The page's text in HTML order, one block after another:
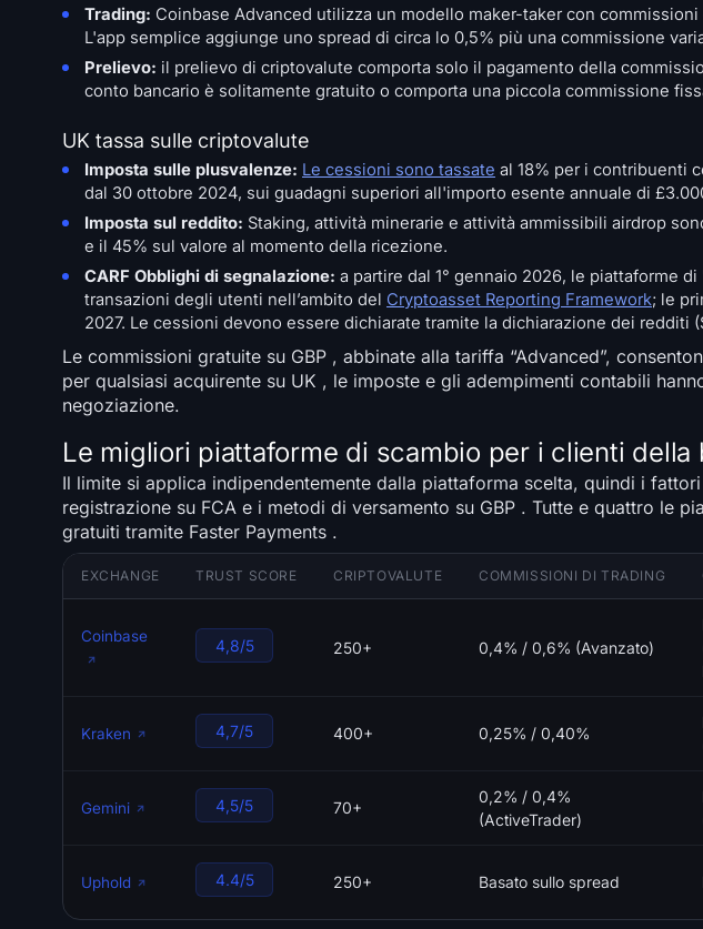
Trading: Coinbase Advanced utilizza un modello maker-taker con
L'app semplice aggiunge uno spread di circa lo 0,5% più una commissione
Prelievo: il prelievo di criptovalute comporta solo il pagamento della
conto bancario è solitamente gratuito o comporta una piccola commissione
UK tassa sulle criptovalute
Imposta sulle plusvalenze: Le cessioni sono tassate al 18% per i contribuenti
dal 30 ottobre 2024, sui guadagni superiori all'importo esente annuale di
Imposta sul reddito: Staking, attività minerarie e attività ammissibili airdrop
e il 45% sul valore al momento della ricezione.
CARF Obblighi di segnalazione: a partire dal 1° gennaio 2026, le piattaforme
transazioni degli utenti nell’ambito del Cryptoasset Reporting Framework; le
2027. Le cessioni devono essere dichiarate tramite la dichiarazione dei redditi
Le commissioni gratuite su GBP , abbinate alla tariffa “Advanced”,
per qualsiasi acquirente su UK , le imposte e gli adempimenti contabili
negoziazione.
Le migliori piattaforme di scambio per i clienti della
Il limite si applica indipendentemente dalla piattaforma scelta, quindi i
registrazione su FCA e i metodi di versamento su GBP . Tutte e quattro le
gratuiti tramite Faster Payments .
EXCHANGE TRUST SCORE CRIPTOVALUTE COMMISSIONI DI TRADING
Coinbase 4,8/5 250+ 0,4% / 0,6% (Avanzato)
Kraken 4,7/5 400+ 0,25% / 0,40%
Gemini 4,5/5 70+
0,2% / 0,4%
(ActiveTrader)
Uphold 4.4/5 250+ Basato sullo spread